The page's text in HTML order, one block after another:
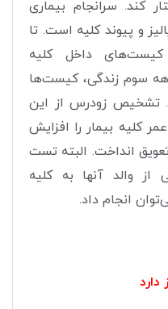
کند. سرانجام بیماری
و پیوند کلیه است. تا
داخل کلیه
سوم زندگی، کیست‌ها
تشخیص زودرس از این
کلیه بیمار را افزایش
تعویق انداخت. البته تست
از والد آنها به کلیه
انجام داد.